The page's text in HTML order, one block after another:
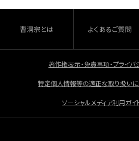
o
o
k
曹洞宗とは よくあるご質問
著作権表示・免責事項・プライバ
特定個人情報等の適正な取り扱い
ソーシャルメディア利用ガイ